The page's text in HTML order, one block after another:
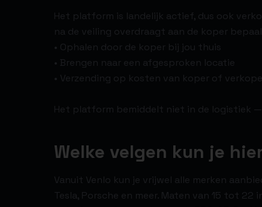
Het platform is landelijk actief, dus ook
na de veiling overdraagt aan de koper
• Ophalen door de koper bij jou thuis
• Brengen naar een afgesproken locatie
• Verzending op kosten van koper of
Het platform bemiddelt niet in de logistiek
Welke velgen kun je
Vanuit Venlo kun je vrijwel alle merken
Tesla, Porsche en meer. Maten van 15 tot 22